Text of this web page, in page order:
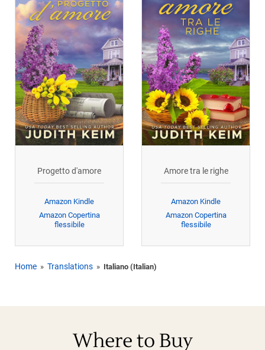
Progetto d'amore
Amazon Kindle
Amazon Copertina
flessibile
Amore tra le righe
Amazon Kindle
Amazon Copertina
flessibile
Home » Translations » Italiano (Italian)
Where to Buy